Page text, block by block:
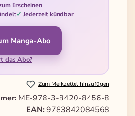
Erscheinen
Jederzeit kündbar
Manga-Abo
das Abo?
Zum Merkzettel hinzufügen
ME-978-3-8420-8456-8
EAN: 9783842084568